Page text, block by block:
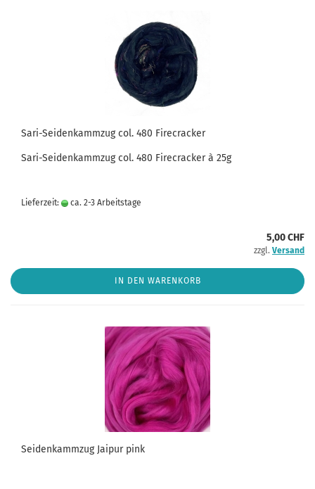
Sari-Seidenkammzug col. 480 Firecracker
Sari-Seidenkammzug col. 480 Firecracker à 25g
Lieferzeit: ca. 2-3 Arbeitstage
5,00 CHF
zzgl. Versand
IN DEN WARENKORB
Seidenkammzug Jaipur pink